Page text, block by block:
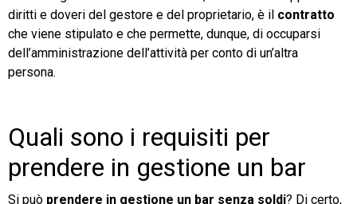
diritti e doveri del gestore e del proprietario, è il contratto
che viene stipulato e che permette, dunque, di occuparsi
dell’amministrazione dell’attività per conto di un’altra
persona.
Quali sono i requisiti per
prendere in gestione un bar
Si può prendere in gestione un bar senza soldi? Di certo,